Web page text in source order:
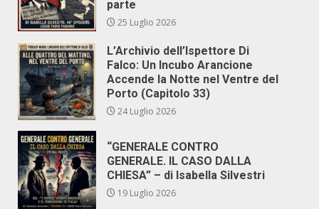
parte
25 Luglio 2026
L’Archivio dell’Ispettore Di
Falco: Un Incubo Arancione
Accende la Notte nel Ventre del
Porto (Capitolo 33)
24 Luglio 2026
“GENERALE CONTRO
GENERALE. IL CASO DALLA
CHIESA” – di Isabella Silvestri
19 Luglio 2026